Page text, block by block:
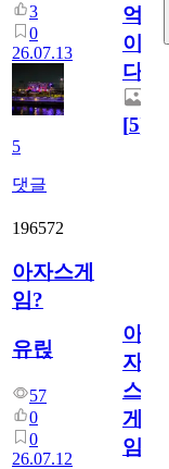
3
0
26.07.13
5
댓글
억
이
다.
[5]
196572
아자스게
임?
유릱
57
0
0
26.07.12
아
자
스
게
임?